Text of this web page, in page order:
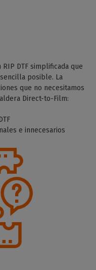
DTF simplificada que
posible. La
que no necesitamos
Direct-to-Film:
e innecesarios